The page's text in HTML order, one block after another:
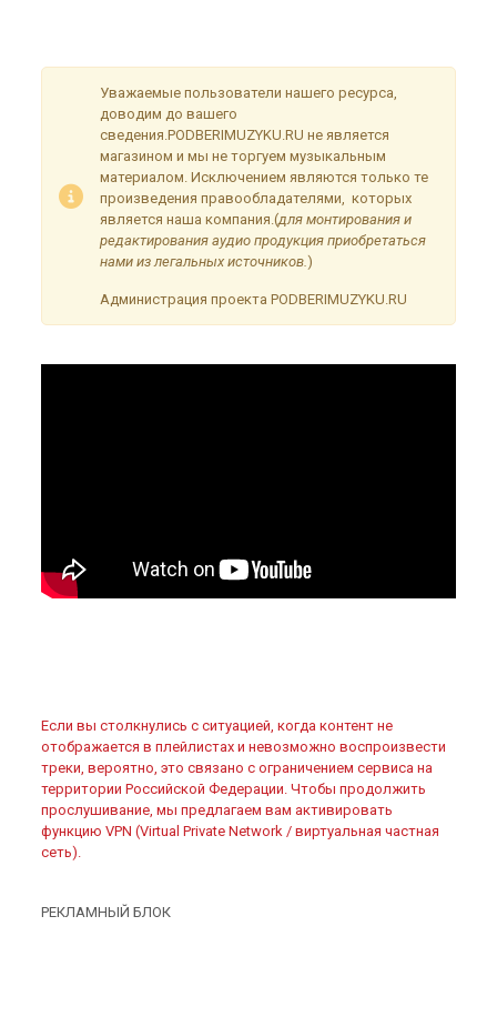
Уважаемые пользователи нашего ресурса,
доводим до вашего
сведения.PODBERIMUZYKU.RU не является
магазином и мы не торгуем музыкальным
материалом. Исключением являются только те
произведения правообладателями, которых
является наша компания.(для монтирования и
редактирования аудио продукция приобретаться
нами из легальных источников.)
Администрация проекта PODBERIMUZYKU.RU
Если вы столкнулись с ситуацией, когда контент не
отображается в плейлистах и невозможно воспроизвести
треки, вероятно, это связано с ограничением сервиса на
территории Российской Федерации. Чтобы продолжить
прослушивание, мы предлагаем вам активировать
функцию VPN (Virtual Private Network / виртуальная частная
сеть).
РЕКЛАМНЫЙ БЛОК